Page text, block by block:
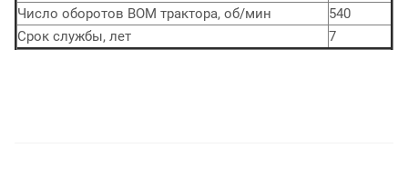
Число оборотов ВОМ трактора, об/мин
540
Срок службы, лет
7